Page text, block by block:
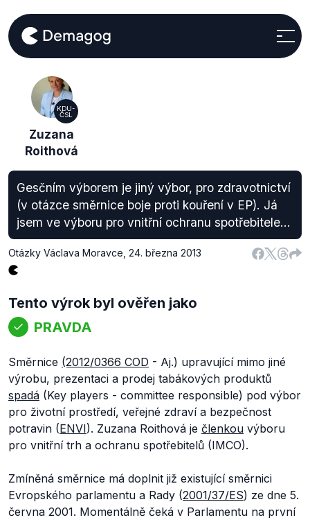
KDU-
ČSL
Zuzana
Roithová
Gesčním výborem je jiný výbor, pro zdravotnictví
(v otázce směrnice boje proti kouření v EP). Já
jsem ve výboru pro vnitřní ochranu spotřebitele...
Otázky Václava Moravce 24. března 2013
Tento výrok byl ověřen jako
PRAVDA
Směrnice (2012/0366 COD - Aj.) upravující mimo jiné
výrobu, prezentaci a prodej tabákových produktů
spadá (Key players - committee responsible) pod výbor
pro životní prostředí, veřejné zdraví a bezpečnost
potravin (ENVI). Zuzana Roithová je členkou výboru
pro vnitřní trh a ochranu spotřebitelů (IMCO).
Zmíněná směrnice má doplnit již existující směrnici
Evropského parlamentu a Rady (2001/37/ES) ze dne 5.
června 2001. Momentálně čeká v Parlamentu na první